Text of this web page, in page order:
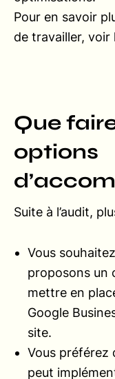
Pour en savoir
de travailler, voir
Que
options
Suite à l’audit,
Vous
proposons un
mettre en
Google
site.
Vous préférez
peut